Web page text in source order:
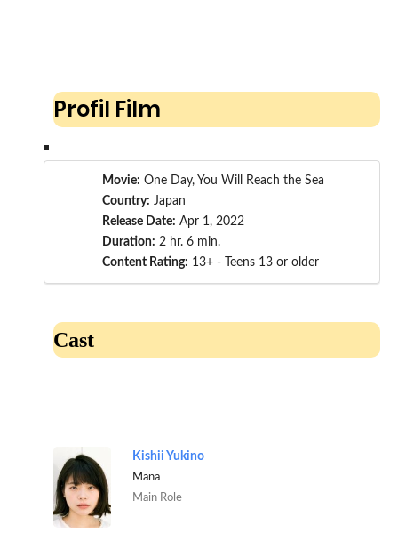
Profil Film
Movie: One Day, You Will Reach the Sea
Country: Japan
Release Date: Apr 1, 2022
Duration: 2 hr. 6 min.
Content Rating: 13+ - Teens 13 or older
Cast
Kishii Yukino
Mana
Main Role